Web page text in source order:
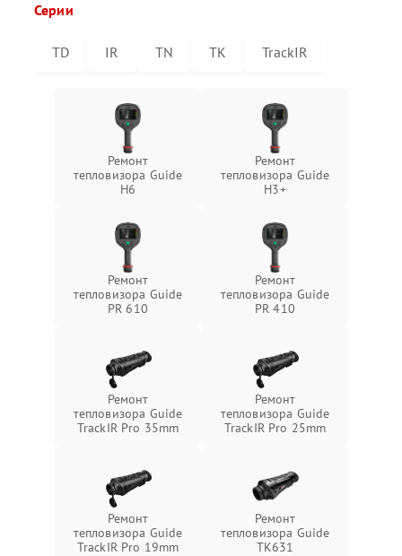
Серии
TD IR TN TK TrackIR
Ремонт
тепловизора Guide
H6
Ремонт
тепловизора Guide
H3+
Ремонт
тепловизора Guide
PR 610
Ремонт
тепловизора Guide
PR 410
Ремонт
тепловизора Guide
TrackIR Pro 35mm
Ремонт
тепловизора Guide
TrackIR Pro 25mm
Ремонт
тепловизора Guide
TrackIR Pro 19mm
Ремонт
тепловизора Guide
TK631